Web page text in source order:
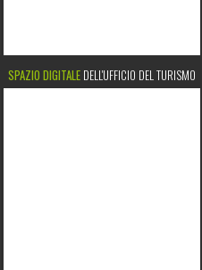
SPAZIO DIGITALE DELL'UFFICIO DEL TURISMO